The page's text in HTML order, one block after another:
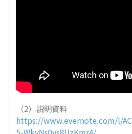
（2）説明資料
https://www.evernote.com/l/